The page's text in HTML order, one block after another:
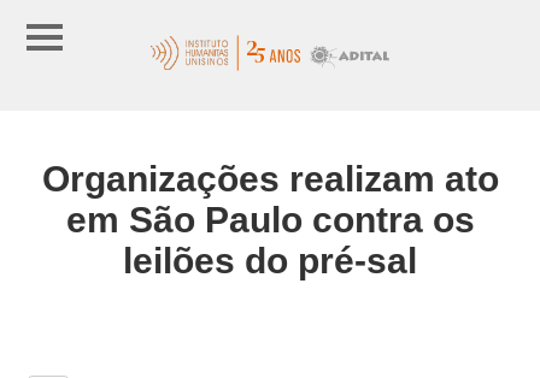
Organizações realizam ato
em São Paulo contra os
leilões do pré-sal